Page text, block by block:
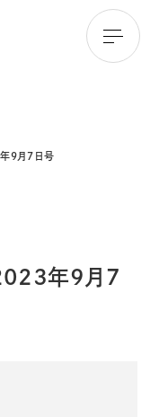
9月7日号
年9月7